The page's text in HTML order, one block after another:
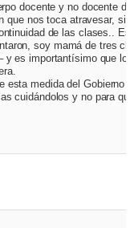
docente y no docente del
que nos toca atravesar,
de las clases..
soy mamá de tres
es importantísimo que los
esta medida del Gobierno
cuidándolos y no para que